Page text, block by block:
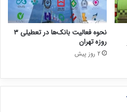
نحوه فعالیت بانک‌ها در تعطیلی ۳
روزه تهران
2 روز پیش